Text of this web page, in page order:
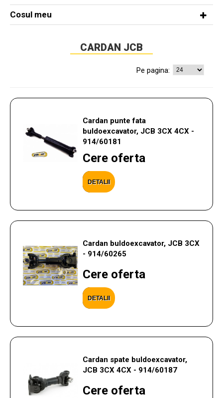
Cosul meu
CARDAN JCB
Pe pagina:
Cardan punte fata
buldoexcavator, JCB 3CX 4CX -
914/60181
Cere oferta
DETALII
Cardan buldoexcavator, JCB 3CX
- 914/60265
Cere oferta
DETALII
Cardan spate buldoexcavator,
JCB 3CX 4CX - 914/60187
Cere oferta